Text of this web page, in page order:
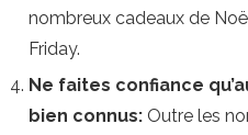
nombreux cadeaux de
Friday.
Ne faites confiance
bien connus: Outre les